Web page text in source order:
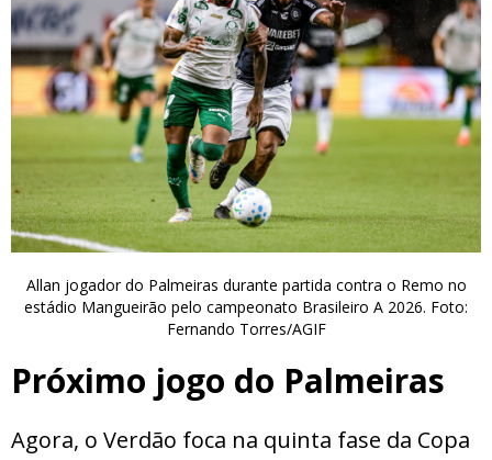
Allan jogador do Palmeiras durante partida contra o Remo no
estádio Mangueirão pelo campeonato Brasileiro A 2026. Foto:
Fernando Torres/AGIF
Próximo jogo do Palmeiras
Agora, o Verdão foca na quinta fase da Copa